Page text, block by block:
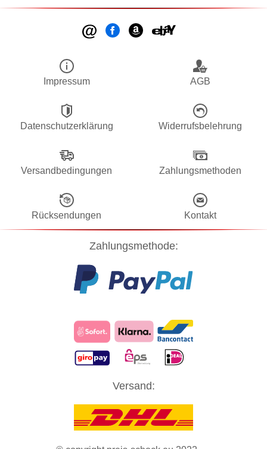
zu Ihren Rechten als Benutzer finden Sie in unserer
Cookies zu akzeptieren und direkt unsere Website besuchen zu
ZUSTIMMUNG
Impressum AGB
Datenschutzerklärung Widerrufsbelehrung
Versandbedingungen Zahlungsmethoden
Rücksendungen Kontakt
Zahlungsmethode:
Versand: